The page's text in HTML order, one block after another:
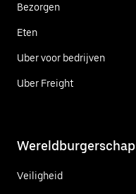
Bezorgen
Eten
Uber voor bedrijven
Uber Freight
Wereldburgerschap
Veiligheid